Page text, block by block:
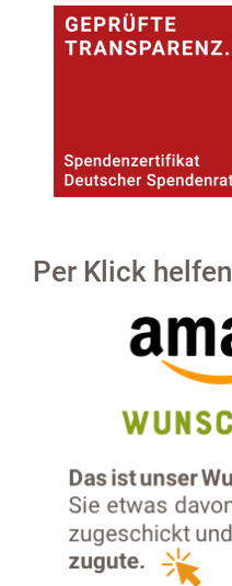
Per Klick helfen